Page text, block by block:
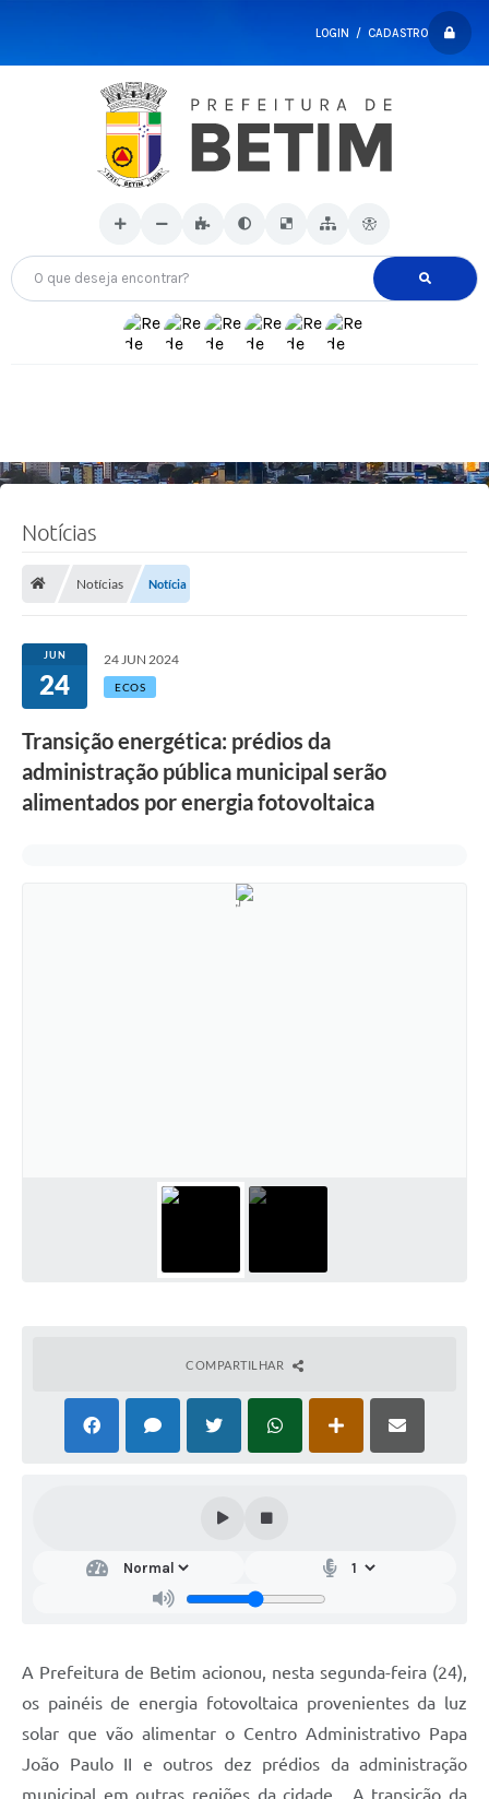
LOGIN / CADASTRO
O que deseja encontrar?
Notícias
Notícias Notícia
JUN
24
24 JUN 2024
ECOS
Transição energética: prédios da
administração pública municipal serão
alimentados por energia fotovoltaica
COMPARTILHAR
A Prefeitura de Betim acionou, nesta segunda-feira (24),
os painéis de energia fotovoltaica provenientes da luz
solar que vão alimentar o Centro Administrativo Papa
João Paulo II e outros dez prédios da administração
municipal em outras regiões da cidade. A transição da